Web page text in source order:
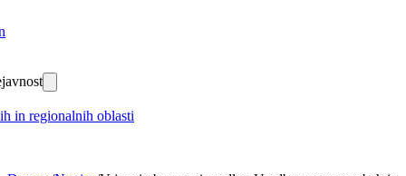
in regionalnih oblasti